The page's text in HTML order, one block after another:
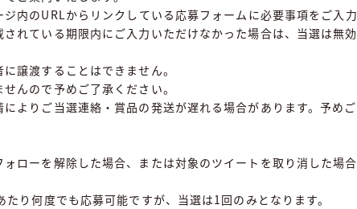
内のURLからリンクしている応募フォームに必要事項をご入力
されている期限内にご入力いただけなかった場合は、当選は無
譲渡することはできません。
んので予めご了承ください。
よりご当選連絡・賞品の発送が遅れる場合があります。予めご
ローを解除した場合、または対象のツイートを取り消した場
り何度でも応募可能ですが、当選は1回のみとなります。